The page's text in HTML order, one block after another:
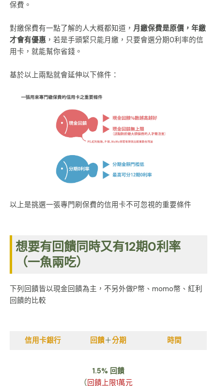
保費。
對繳保費有一點了解的人大概都知道， 月繳保費是原價，年繳
才會有優惠 ，若是手頭緊只能月繳，只要會選分期0利率的信
用卡，就能幫你省錢。
基於以上兩點就會延伸以下條件：
以上是挑選一張專門刷保費的信用卡不可忽視的重要條件
想要有回饋同時又有12期0利率
（一魚兩吃）
下列回饋皆以現金回饋為主，不另外做P幣、momo幣、紅利
回饋的比較
信用卡銀行 回饋＋分期 時間
1.5% 回饋
(回饋上限1萬元